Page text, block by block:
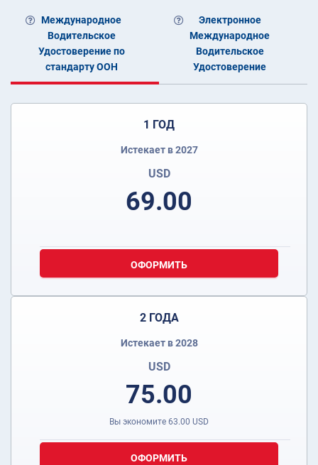
Международное
Водительское
Удостоверение по
стандарту ООН
Электронное
Международное
Водительское
Удостоверение
1 ГОД
Истекает в 2027
USD
69.00
ОФОРМИТЬ
2 ГОДА
Истекает в 2028
USD
75.00
Вы экономите 63.00 USD
ОФОРМИТЬ